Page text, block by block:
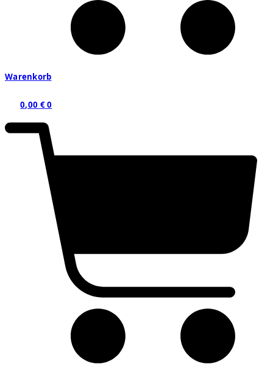
Warenkorb
0,00 €0